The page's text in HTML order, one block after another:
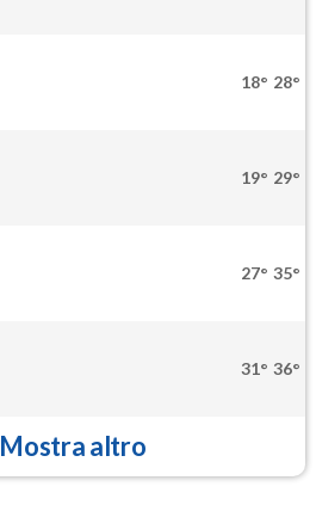
18° 28°
19° 29°
27° 35°
31° 36°
Mostra altro